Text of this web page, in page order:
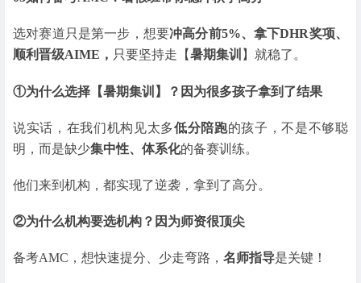
选对赛道只是第一步，想要冲高分前5%、拿下DHR奖项、
顺利晋级AIME， 只要坚持走【暑期集训 】就稳了。
①为什么选择【暑期集训】？因为很多孩子拿到了结果
说实话，在我们机构见太多低分陪跑的孩子，不是不够聪
明，而是缺少集中性、体系化的备赛训练。
他们来到机构，都实现了逆袭，拿到了高分。
②为什么机构要选机构？因为师资很顶尖
备考AMC，想快速提分、少走弯路， 名师指导是关键！